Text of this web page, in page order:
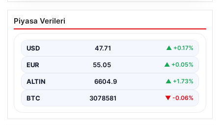
Emekliye ÖTV’siz araç verilecek mi,
yasa çıkacak mı? Milyonlarca emekli
Piyasa Verileri
USD 47.71 ▲ +0.17%
EUR 55.05 ▲ +0.05%
ALTIN 6604.9 ▲ +1.73%
BTC 3078581 ▼ -0.06%